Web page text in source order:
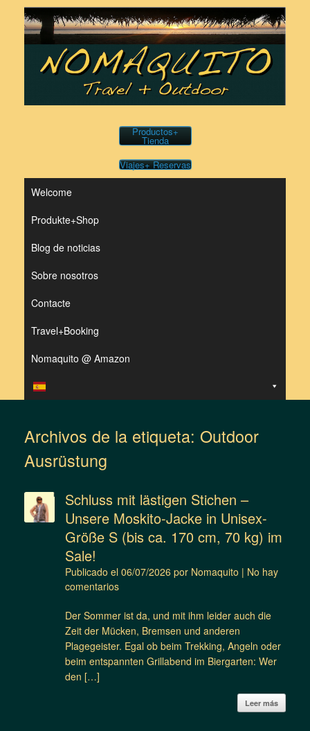
contenido
Productos+
Tienda
Viajes+ Reservas
Welcome
Produkte+Shop
Blog de noticias
Sobre nosotros
Contacte
Travel+Booking
Nomaquito @ Amazon
Archivos de la etiqueta: Outdoor
Ausrüstung
Schluss mit lästigen Stichen –
Unsere Moskito-Jacke in Unisex-
Größe S (bis ca. 170 cm, 70 kg) im
Sale!
Publicado el 06/07/2026 por Nomaquito | No hay
comentarios
Der Sommer ist da, und mit ihm leider auch die
Zeit der Mücken, Bremsen und anderen
Plagegeister. Egal ob beim Trekking, Angeln oder
beim entspannten Grillabend im Biergarten: Wer
den […]
Leer más